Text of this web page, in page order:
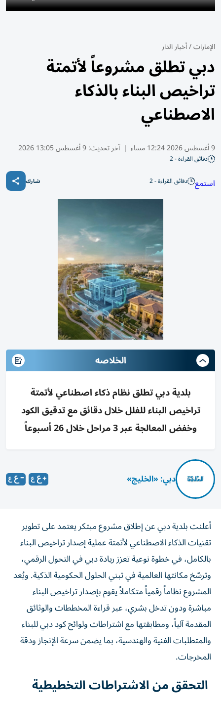
الإمارات/أخبار الدار
دبي تطلق مشروعاً لأتمتة
تراخيص البناء بالذكاء
الاصطناعي
9 أغسطس 2026 12:24 مساء | آخر تحديث:9 أغسطس 13:05 2026
دقائق القراءة - 2
استمع دقائق القراءة - 2 شارك
الخلاصه
بلدية دبي تطلق نظام ذكاء اصطناعي لأتمتة
تراخيص البناء للفلل خلال دقائق مع تدقيق الكود
وخفض المعالجة عبر 3 مراحل خلال 26 أسبوعاً
دبي: «الخليج»
أعلنت بلدية دبي عن إطلاق مشروع مبتكر يعتمد على تطوير
تقنيات الذكاء الاصطناعي لأتمتة عملية إصدار تراخيص البناء
بالكامل، في خطوة نوعية تعزز ريادة دبي في التحول الرقمي،
وترسّخ مكانتها العالمية في تبني الحلول الحكومية الذكية. ويُعد
المشروع نظاماً رقمياً متكاملاً يقوم بإصدار تراخيص البناء
مباشرة ودون تدخل بشري، عبر قراءة المخططات والوثائق
المقدمة آلياً، ومطابقتها مع اشتراطات ولوائح كود دبي للبناء
والمتطلبات الفنية والهندسية، بما يضمن سرعة الإنجاز ودقة
المخرجات.
التحقق من الاشتراطات التخطيطية